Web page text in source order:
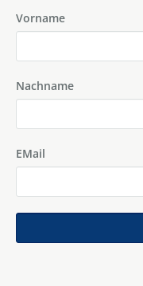
Vorname
Nachname
EMail